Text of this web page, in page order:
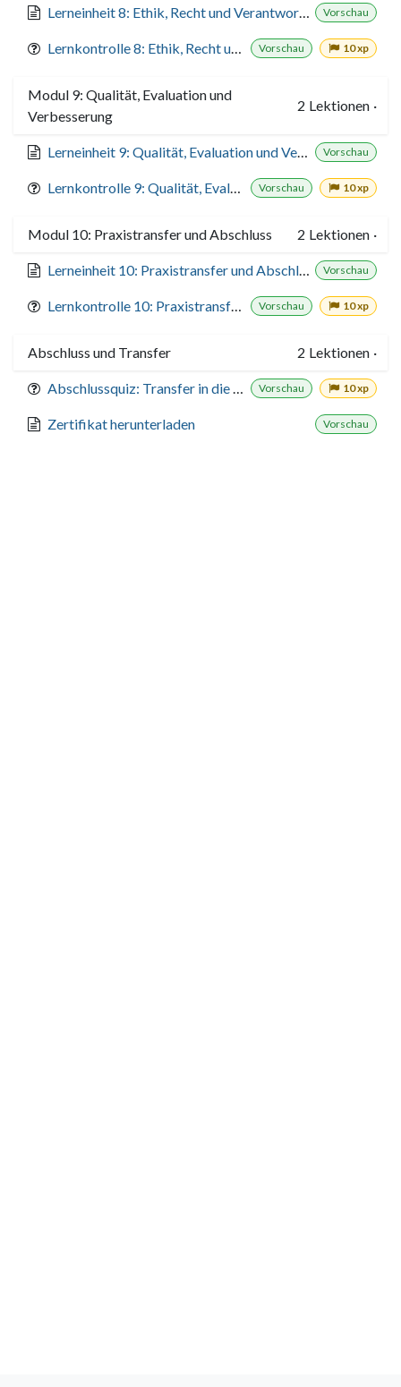
Lerneinheit 8: Ethik, Recht und Verantwortung Vorschau
Lernkontrolle 8: Ethik, Recht und Verantwortung Vorschau 10 xp
Modul 9: Qualität, Evaluation und
Verbesserung
2 Lektionen ·
Lerneinheit 9: Qualität, Evaluation und Verbesserung Vorschau
Lernkontrolle 9: Qualität, Evaluation und Verbesserung Vorschau 10 xp
Modul 10: Praxistransfer und Abschluss 2 Lektionen ·
Lerneinheit 10: Praxistransfer und Abschluss Vorschau
Lernkontrolle 10: Praxistransfer und Abschluss Vorschau 10 xp
Abschluss und Transfer 2 Lektionen ·
Abschlussquiz: Transfer in die Praxis Vorschau 10 xp
Zertifikat herunterladen Vorschau